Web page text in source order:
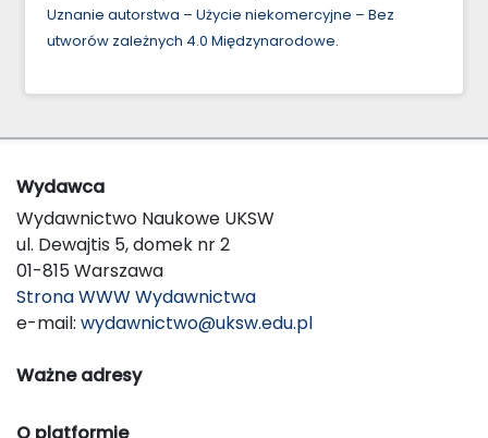
Uznanie autorstwa – Użycie niekomercyjne – Bez
utworów zależnych 4.0 Międzynarodowe.
Wydawca
Wydawnictwo Naukowe UKSW
ul. Dewajtis 5, domek nr 2
01-815 Warszawa
Strona WWW Wydawnictwa
e-mail: wydawnictwo@uksw.edu.pl
Ważne adresy